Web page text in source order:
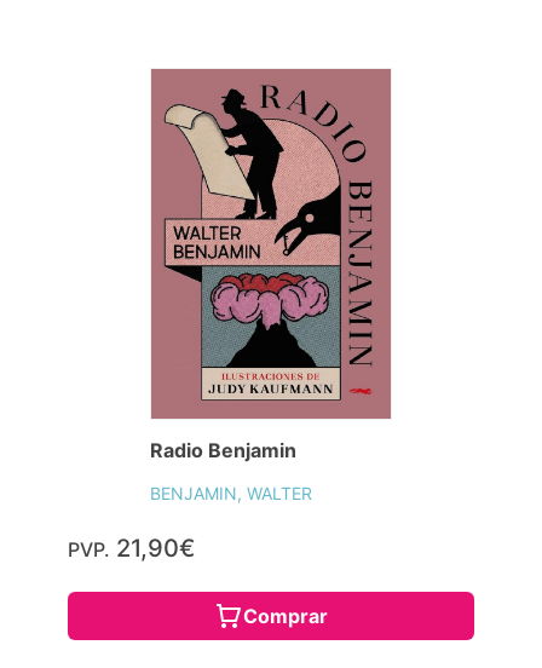
Radio Benjamin
BENJAMIN, WALTER
PVP. 21,90€
Comprar